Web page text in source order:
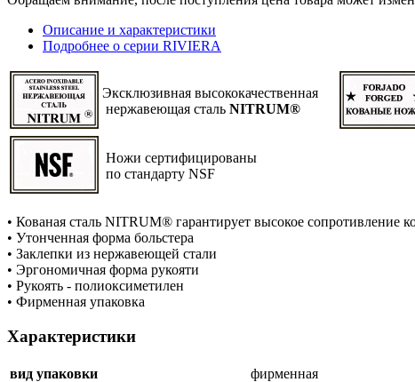
Описание и характеристики
Подробнее о серии RIVIERA
Эксклюзивная высококачественная
нержавеющая сталь NITRUM®
Ножи сертифицированы
по стандарту NSF
• Кованая сталь NITRUM® гарантирует высокое сопротивление
• Утонченная форма больстера
• Заклепки из нержавеющей стали
• Эргономичная форма рукояти
• Рукоять - полиоксиметилен
• Фирменная упаковка
Характеристики
вид упаковки
фирменная